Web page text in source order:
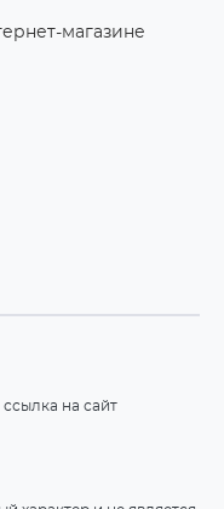
магазине
на сайт